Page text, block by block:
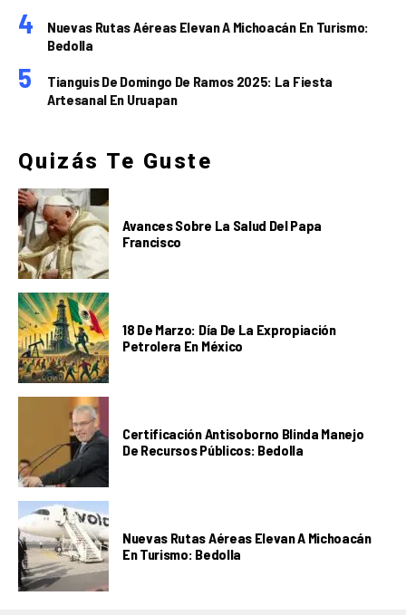
Nuevas Rutas Aéreas Elevan A Michoacán En Turismo:
Bedolla
Tianguis De Domingo De Ramos 2025: La Fiesta
Artesanal En Uruapan
Quizás Te Guste
Avances Sobre La Salud Del Papa
Francisco
18 De Marzo: Día De La Expropiación
Petrolera En México
Certificación Antisoborno Blinda Manejo
De Recursos Públicos: Bedolla
Nuevas Rutas Aéreas Elevan A Michoacán
En Turismo: Bedolla